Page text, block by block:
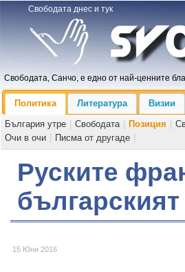
Свободата днес и тук
Свободата, Санчо, е едно от най-ценните
Политика Литература Визии
България утре
Свободата Позиция
Очи в очи
Писма от другаде
Руските
15 Юни 2016